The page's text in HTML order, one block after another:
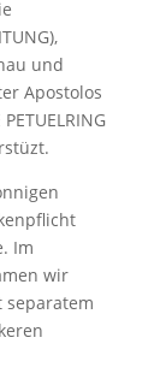
und
Apostolos
Im
wir